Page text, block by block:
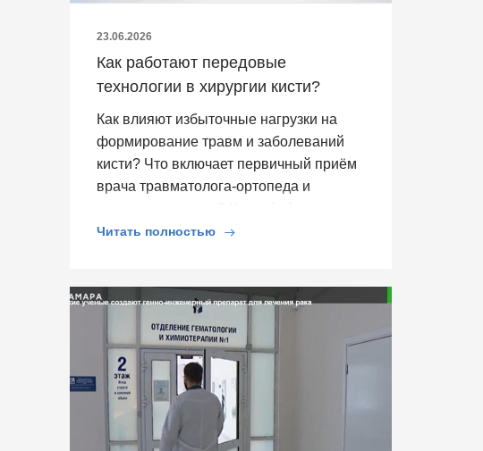
23.06.2026
Как работают передовые
технологии в хирургии кисти?
Как влияют избыточные нагрузки на
формирование травм и заболеваний
кисти? Что включает первичный приём
врача травматолога-ортопеда и
Читать полностью